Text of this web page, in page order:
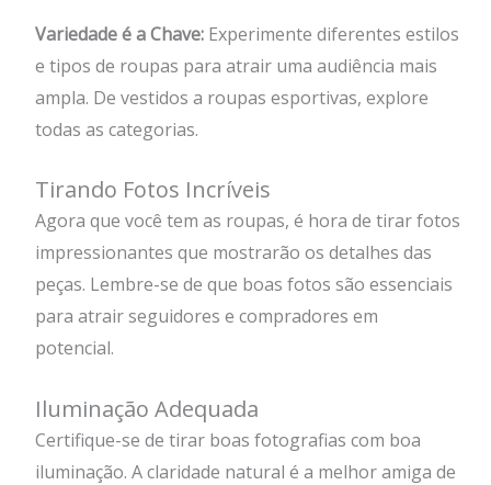
Variedade é a Chave:Experimente diferentes estilos
e tipos de roupas para atrair uma audiência mais
ampla. De vestidos a roupas esportivas, explore
todas as categorias.
Tirando Fotos Incríveis
Agora que você tem as roupas, é hora de tirar fotos
impressionantes que mostrarão os detalhes das
peças. Lembre-se de que boas fotos são essenciais
para atrair seguidores e compradores em
potencial.
Iluminação Adequada
Certifique-se de tirar boas fotografias com boa
iluminação. A claridade natural é a melhor amiga de